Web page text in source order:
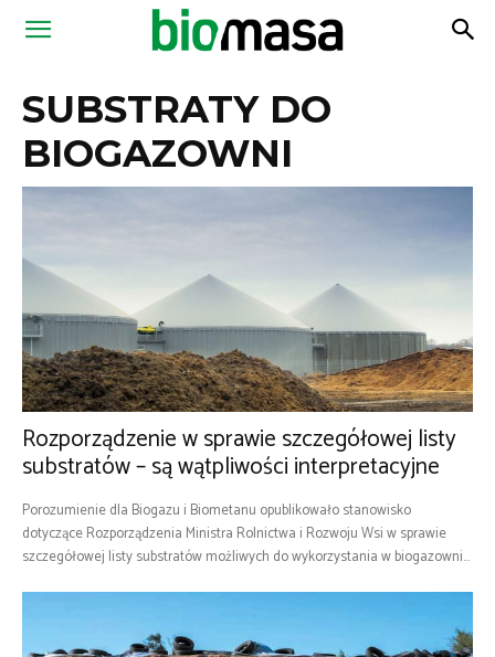
Magazyn
SUBSTRATY DO
BIOGAZOWNI
Rozporządzenie w sprawie szczegółowej listy
substratów – są wątpliwości interpretacyjne
Porozumienie dla Biogazu i Biometanu opublikowało stanowisko
dotyczące Rozporządzenia Ministra Rolnictwa i Rozwoju Wsi w sprawie
szczegółowej listy substratów możliwych do wykorzystania w biogazowni...